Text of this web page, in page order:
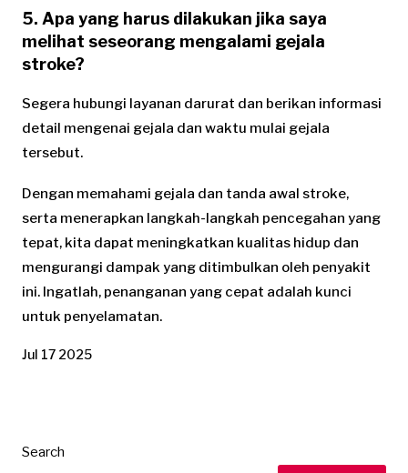
5. Apa yang harus dilakukan jika saya
melihat seseorang mengalami gejala
stroke?
Segera hubungi layanan darurat dan berikan informasi
detail mengenai gejala dan waktu mulai gejala
tersebut.
Dengan memahami gejala dan tanda awal stroke,
serta menerapkan langkah-langkah pencegahan yang
tepat, kita dapat meningkatkan kualitas hidup dan
mengurangi dampak yang ditimbulkan oleh penyakit
ini. Ingatlah, penanganan yang cepat adalah kunci
untuk penyelamatan.
Jul 17 2025
Search